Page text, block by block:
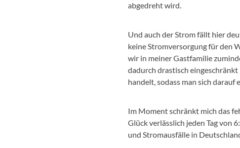
abgedreht wird.
Und auch der Strom fällt hier
keine Stromversorgung für den
wir in meiner Gastfamilie
dadurch drastisch
handelt, sodass man sich darauf
Im Moment schränkt mich das
Glück verlässlich jeden Tag von
und Stromausfälle in